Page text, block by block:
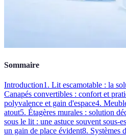
Sommaire
Introduction1. Lit escamotable : la
Canapés convertibles : confort et
polyvalence et gain d'espace4.
atout5. Étagères murales : solution
sous le lit : une astuce souvent sous-
un gain de place évident8. Systèmes